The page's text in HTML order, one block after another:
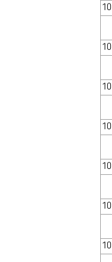
10
10
10
10
10
10
10